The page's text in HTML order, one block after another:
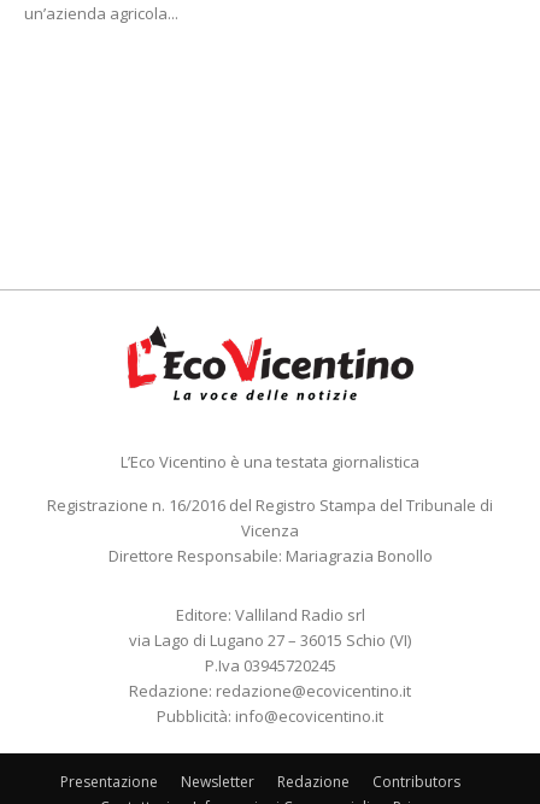
un’azienda agricola...
L’Eco Vicentino è una testata giornalistica
Registrazione n. 16/2016 del Registro Stampa del Tribunale di
Vicenza
Direttore Responsabile: Mariagrazia Bonollo
Editore: Valliland Radio srl
via Lago di Lugano 27 – 36015 Schio (VI)
P.Iva 03945720245
Redazione: redazione@ecovicentino.it
Pubblicità: info@ecovicentino.it
Presentazione Newsletter Redazione
Contributors